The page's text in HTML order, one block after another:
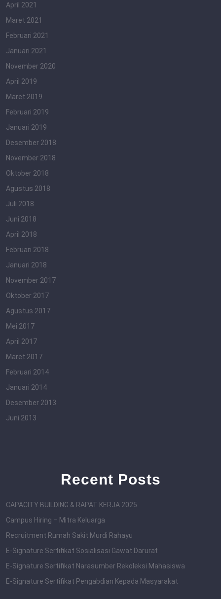
April 2021
Maret 2021
Februari 2021
Januari 2021
November 2020
April 2019
Maret 2019
Februari 2019
Januari 2019
Desember 2018
November 2018
Oktober 2018
Agustus 2018
Juli 2018
Juni 2018
April 2018
Februari 2018
Januari 2018
November 2017
Oktober 2017
Agustus 2017
Mei 2017
April 2017
Maret 2017
Februari 2014
Januari 2014
Desember 2013
Juni 2013
Recent Posts
CAPACITY BUILDING & RAPAT KERJA 2025
Campus Hiring – Mitra Keluarga
Recruitment Rumah Sakit Murdi Rahayu
E-Signature Sertifikat Sosialisasi Gawat Darurat
E-Signature Sertifikat Narasumber Rekoleksi Mahasiswa
E-Signature Sertifikat Pengabdian Kepada Masyarakat